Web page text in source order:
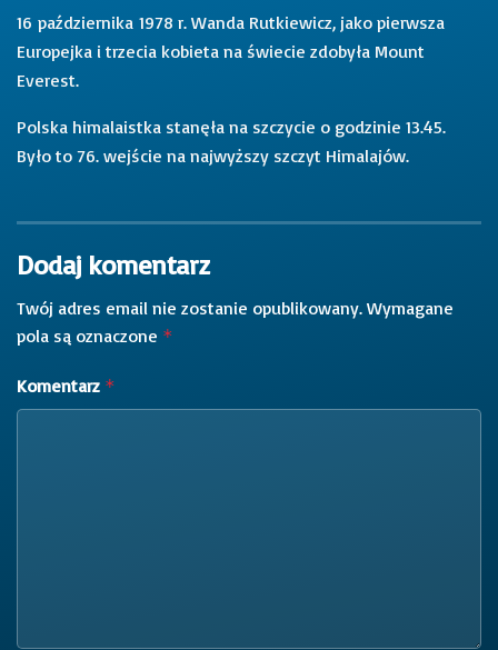
16 października 1978 r. Wanda Rutkiewicz, jako pierwsza
Europejka i trzecia kobieta na świecie zdobyła Mount
Everest.
Polska himalaistka stanęła na szczycie o godzinie 13.45.
Było to 76. wejście na najwyższy szczyt Himalajów.
Dodaj komentarz
Twój adres email nie zostanie opublikowany. Wymagane
pola są oznaczone *
Komentarz *